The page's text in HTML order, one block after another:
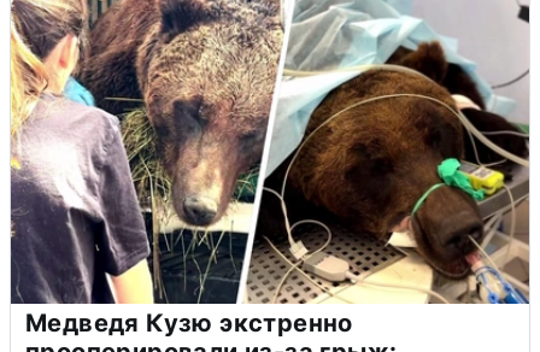
Медведя Кузю экстренно